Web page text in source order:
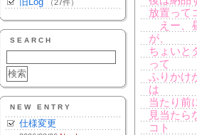
（27件）
SEARCH
NEW ENTRY
仕様変更
放置って
えー、
が、
ちょいと
って
ふりかけ
は
当たり前
見当たら
コト